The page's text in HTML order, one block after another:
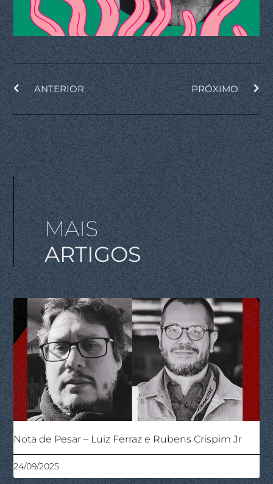
ANTERIOR PRÓXIMO
MAIS
ARTIGOS
Nota de Pesar – Luiz Ferraz e Rubens Crispim Jr
24/09/2025